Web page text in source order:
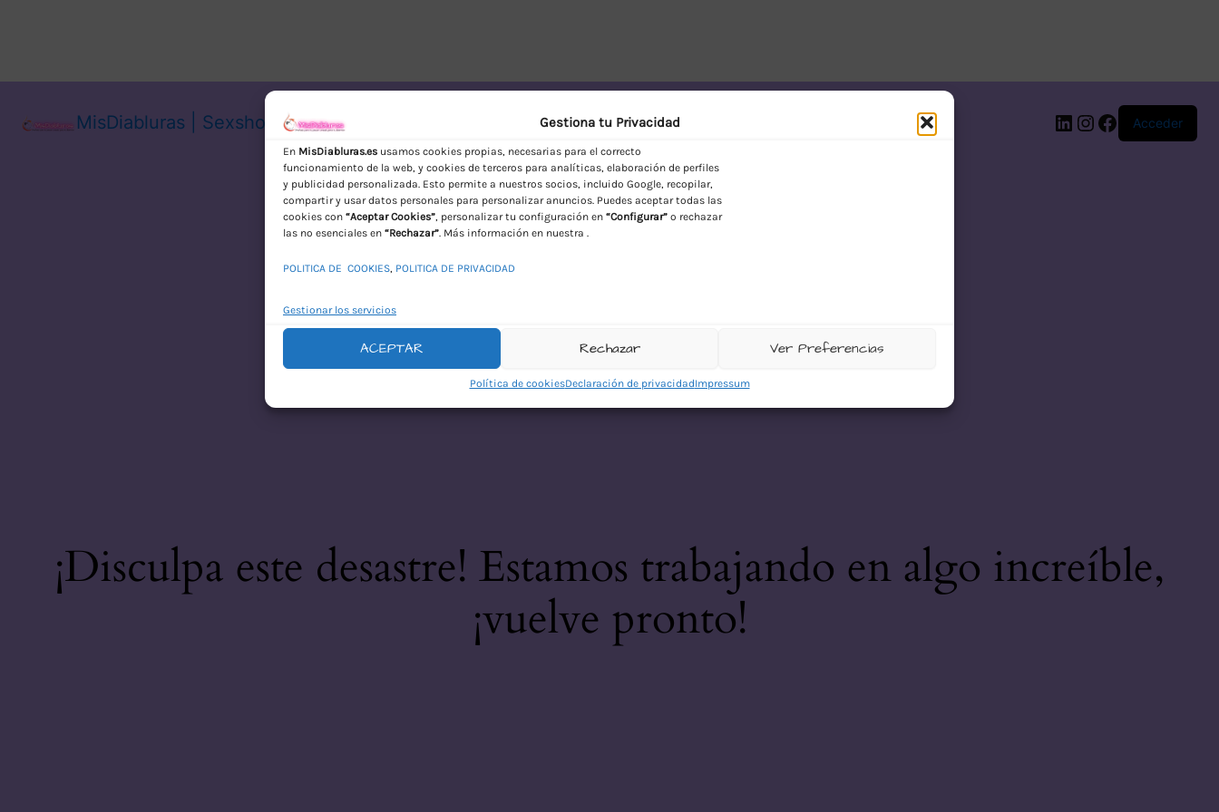
Gestiona tu Privacidad
En MisDiabluras.es usamos cookies propias, necesarias para el correcto
funcionamiento de la web, y cookies de terceros para analíticas, elaboración de perfiles
y publicidad personalizada. Esto permite a nuestros socios, incluido Google, recopilar,
compartir y usar datos personales para personalizar anuncios. Puedes aceptar todas las
cookies con “Aceptar Cookies”, personalizar tu configuración en “Configurar” o rechazar
las no esenciales en “Rechazar”. Más información en nuestra .
POLITICA DE COOKIES, POLITICA DE PRIVACIDAD
Gestionar los servicios
ACEPTAR Rechazar Ver Preferencias
Política de cookiesDeclaración de privacidadImpressum
MisDiabluras | Sexshop Online con Envío Discreto en España
LinkedIn
Instagram
Facebook
Acceder
¡Disculpa este desastre! Estamos trabajando en algo increíble,
¡vuelve pronto!